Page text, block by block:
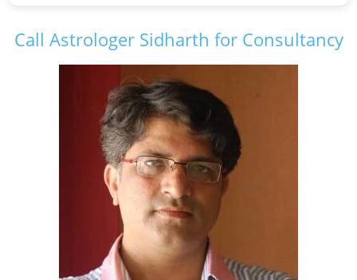
Call Astrologer Sidharth for Consultancy